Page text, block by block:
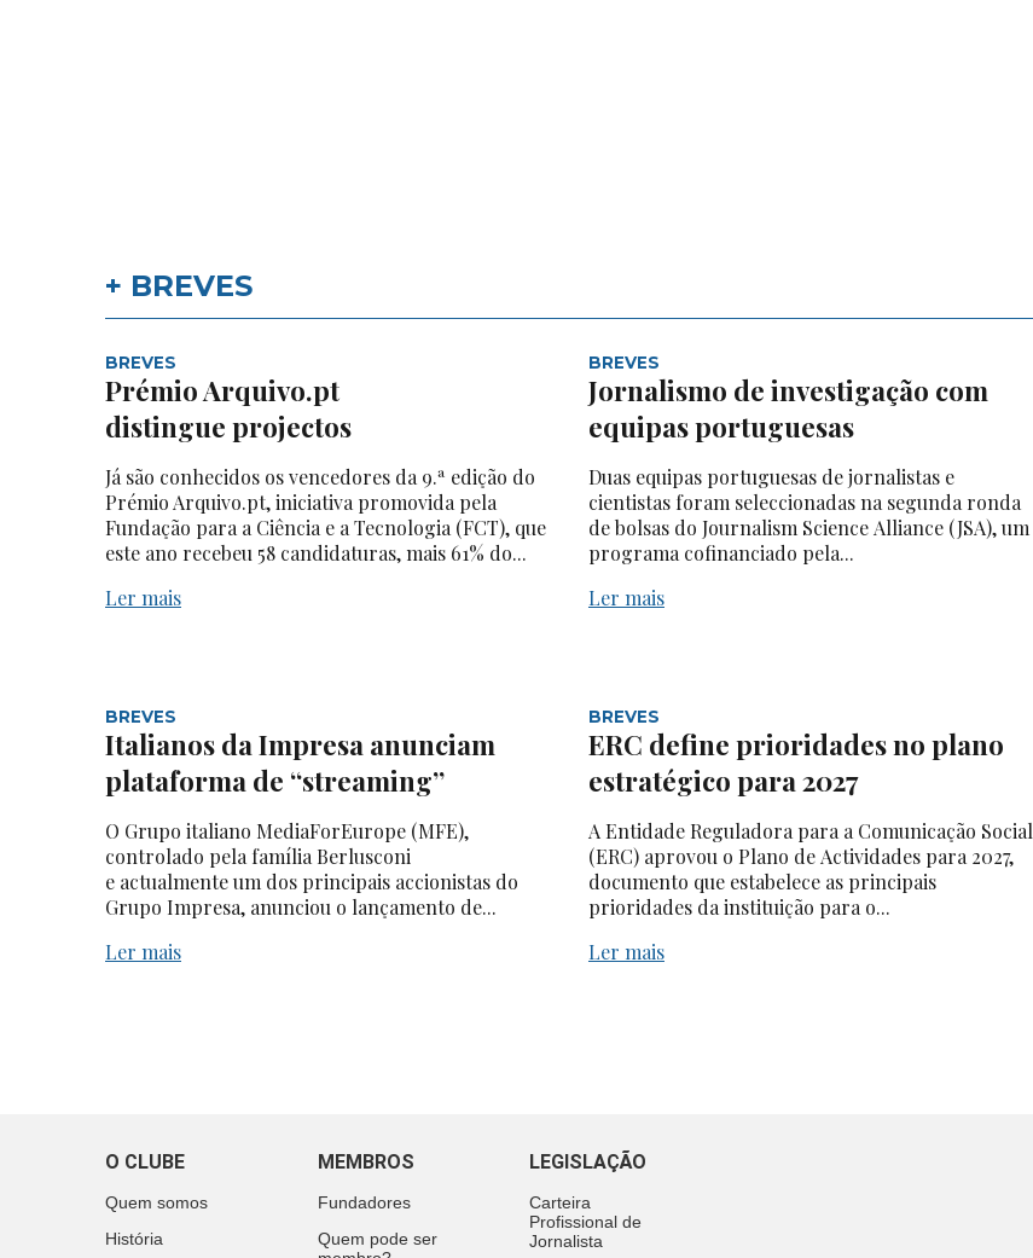
+ BREVES
BREVES
Prémio Arquivo.pt
distingue projectos
Já são conhecidos os vencedores da 9.ª edição do
Prémio Arquivo.pt, iniciativa promovida pela
Fundação para a Ciência e a Tecnologia (FCT), que
este ano recebeu 58 candidaturas, mais 61% do...
Ler mais
BREVES
Jornalismo de investigação com
equipas portuguesas
Duas equipas portuguesas de jornalistas e
cientistas foram seleccionadas na segunda ronda
de bolsas do Journalism Science Alliance (JSA), um
programa cofinanciado pela...
Ler mais
BREVES
Italianos da Impresa anunciam
plataforma de “streaming”
O Grupo italiano MediaForEurope (MFE),
controlado pela família Berlusconi
e actualmente um dos principais accionistas do
Grupo Impresa, anunciou o lançamento de...
Ler mais
BREVES
ERC define prioridades no plano
estratégico para 2027
A Entidade Reguladora para a Comunicação Social
(ERC) aprovou o Plano de Actividades para 2027,
documento que estabelece as principais
prioridades da instituição para o...
Ler mais
O CLUBE
Quem somos
História
MEMBROS
Fundadores
Quem pode ser
LEGISLAÇÃO
Carteira
Profissional de
Jornalista